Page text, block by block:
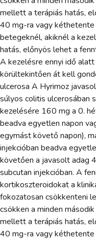
mellett a terápiás hatás,
40 mg-ra vagy
betegeknél, akiknél a
hatás, előnyös lehet a
A kezelésre ennyi idő
körültekintően át kell
ulcerosa A Hyrimoz
súlyos colitis ulcerosában
kezelésére 160 mg a 0.
beadva egyetlen napon
egymást követő napon),
injekcióban beadva
követően a javasolt adag
subcutan injekcióban. A
kortikoszteroidokat a
fokozatosan csökkenteni
csökken a minden
mellett a terápiás hatás,
40 mg-ra vagy